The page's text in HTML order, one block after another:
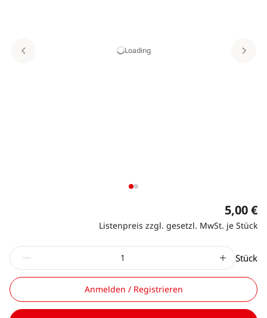
Loading
5,00 €
Listenpreis zzgl. gesetzl. MwSt. je Stück
Stück
Anmelden / Registrieren